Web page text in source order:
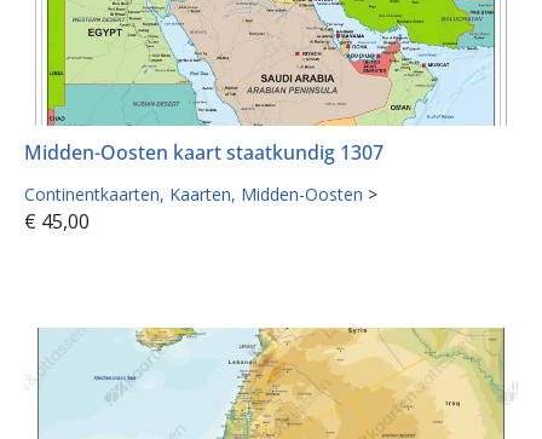
Midden-Oosten kaart staatkundig 1307
Continentkaarten Kaarten Midden-Oosten >
€ 45,00